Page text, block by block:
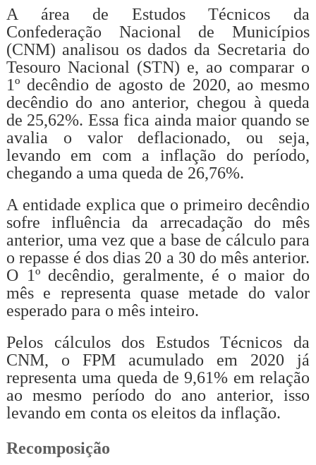
A área de Estudos Técnicos da
Confederação Nacional de Municípios
(CNM) analisou os dados da Secretaria do
Tesouro Nacional (STN) e, ao comparar o
1º decêndio de agosto de 2020, ao mesmo
decêndio do ano anterior, chegou à queda
de 25,62%. Essa fica ainda maior quando se
avalia o valor deflacionado, ou seja,
levando em com a inflação do período,
chegando a uma queda de 26,76%.
A entidade explica que o primeiro decêndio
sofre influência da arrecadação do mês
anterior, uma vez que a base de cálculo para
o repasse é dos dias 20 a 30 do mês anterior.
O 1º decêndio, geralmente, é o maior do
mês e representa quase metade do valor
esperado para o mês inteiro.
Pelos cálculos dos Estudos Técnicos da
CNM, o FPM acumulado em 2020 já
representa uma queda de 9,61% em relação
ao mesmo período do ano anterior, isso
levando em conta os eleitos da inflação.
Recomposição